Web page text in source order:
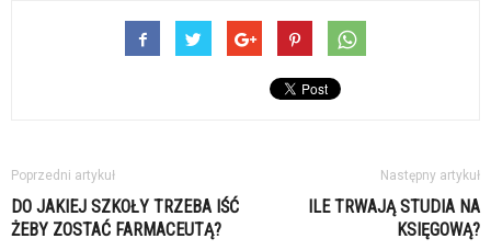
Poprzedni artykuł
DO JAKIEJ SZKOŁY TRZEBA IŚĆ
ŻEBY ZOSTAĆ FARMACEUTĄ?
Następny artykuł
ILE TRWAJĄ STUDIA NA
KSIĘGOWĄ?